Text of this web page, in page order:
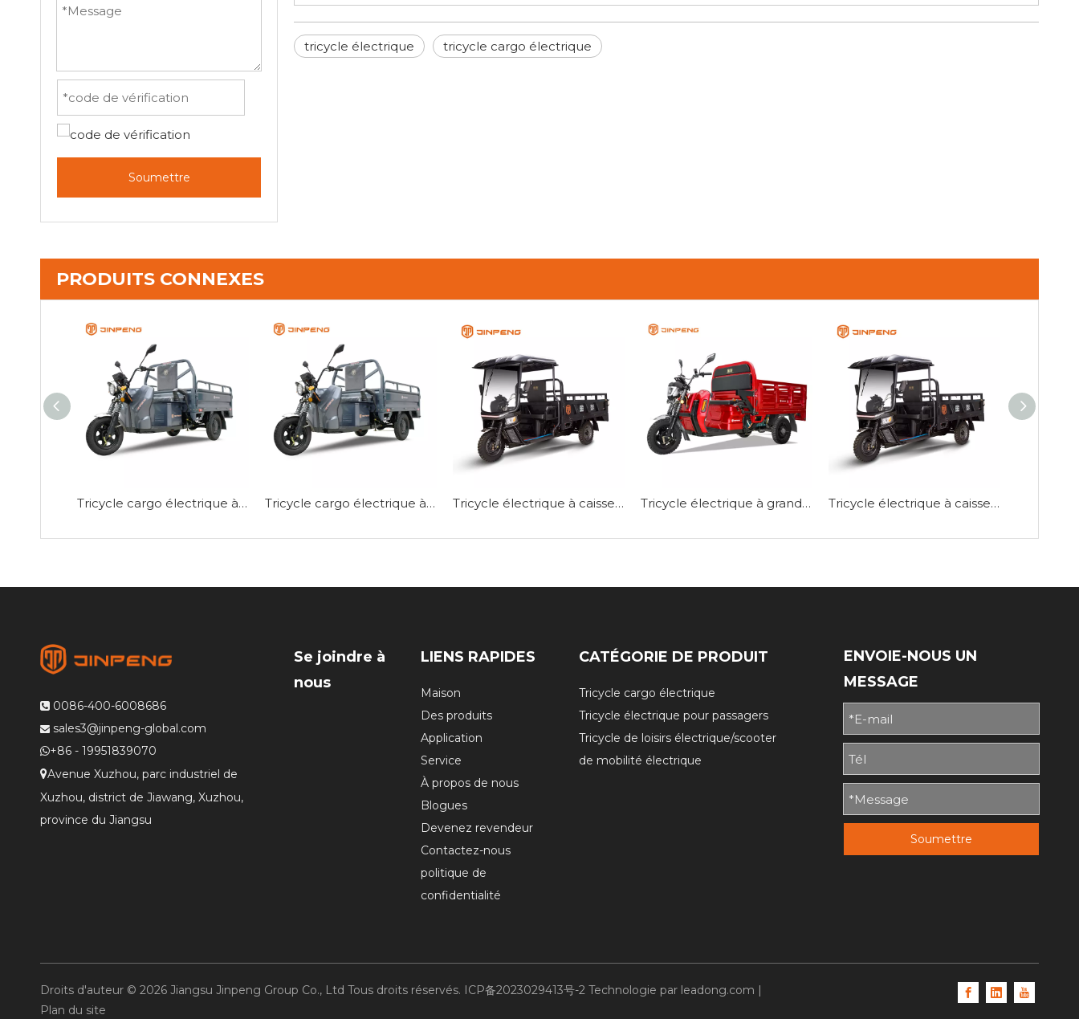
Soumettre
tricycle électrique tricycle cargo électrique
PRODUITS CONNEXES
Tricycle cargo électrique à prix bon marché-C-ZJ150 Tricycle cargo électrique à prix bon marché-C-ZJ150 Tricycle électrique à caisse de chargement de 1,8 M-C-HA180QP Tricycle électrique à grande charge CEE 2000W-EC-DLS150Pro Tricycle électrique à caisse de chargement de 1,8 M-C-HA180QP
 0086-400-6008686
 sales3@jinpeng-global.com
+86 - 19951839070
Avenue Xuzhou, parc industriel de
Xuzhou, district de Jiawang, Xuzhou,
province du Jiangsu
Se joindre à
nous
LIENS RAPIDES
Maison
Des produits
Application
Service
À propos de nous
Blogues
Devenez revendeur
Contactez-nous
politique de
confidentialité
CATÉGORIE DE PRODUIT
Tricycle cargo électrique
Tricycle électrique pour passagers
Tricycle de loisirs électrique/scooter
de mobilité électrique
ENVOIE-NOUS UN
MESSAGE
Soumettre
Droits d'auteur © 2026 Jiangsu Jinpeng Group Co., Ltd Tous droits réservés. ICP备2023029413号-2 Technologie par leadong.com |
Plan du site